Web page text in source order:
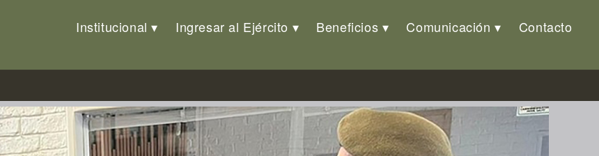
Institucional Ingresar al Ejército Beneficios Comunicación Contacto
Departamentales 2025